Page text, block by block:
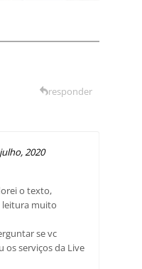
2020
o texto,
leitura muito
se vc
os serviços da Live
responder